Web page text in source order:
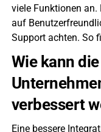
viele Funktionen an.
auf
Support achten. So
Wie kann
verbessert
Eine bessere